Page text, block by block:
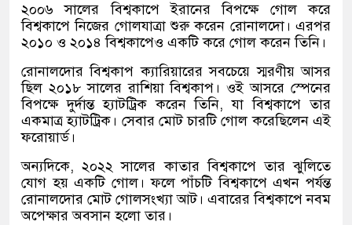
২০০৬ সালের বিশ্বকাপে ইরানের বিপক্ষে গোল করে
বিশ্বকাপে নিজের গোলযাত্রা শুরু করেন রোনালদো। এরপর
২০১০ ও ২০১৪ বিশ্বকাপেও একটি করে গোল করেন তিনি।
রোনালদোর বিশ্বকাপ ক্যারিয়ারের সবচেয়ে স্মরণীয় আসর
ছিল ২০১৮ সালের রাশিয়া বিশ্বকাপ। ওই আসরে স্পেনের
বিপক্ষে দুর্দান্ত হ্যাটট্রিক করেন তিনি, যা বিশ্বকাপে তার
একমাত্র হ্যাটট্রিক। সেবার মোট চারটি গোল করেছিলেন এই
ফরোয়ার্ড।
অন্যদিকে, ২০২২ সালের কাতার বিশ্বকাপে তার ঝুলিতে
যোগ হয় একটি গোল। ফলে পাঁচটি বিশ্বকাপে এখন পর্যন্ত
রোনালদোর মোট গোলসংখ্যা আট। এবারের বিশ্বকাপে নবম
অপেক্ষার অবসান হলো তার।